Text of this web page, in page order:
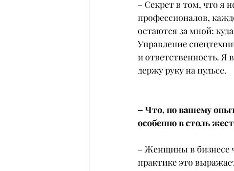
– Секрет в том, что я
профессионалов,
остаются за мной:
Управление
и ответственность. Я
держу руку на пульсе.
– Что, по вашему
особенно в столь
– Женщины в бизнесе
практике это